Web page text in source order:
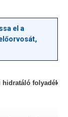
el a
folyadék